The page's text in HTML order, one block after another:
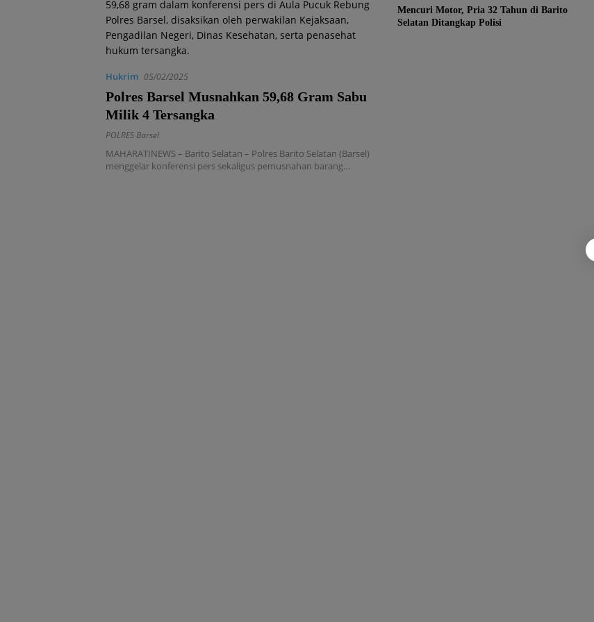
Hukrim 05/02/2025
Polres Barsel Musnahkan 59,68 Gram Sabu
Milik 4 Tersangka
POLRES Barsel
MAHARATINEWS – Barito Selatan – Polres Barito Selatan (Barsel)
menggelar konferensi pers sekaligus pemusnahan barang…
Mencuri Motor, Pria 32 Tahun di Barito
Selatan Ditangkap Polisi